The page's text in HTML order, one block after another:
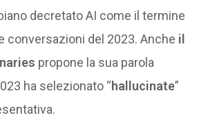
decretato AI come il termine
conversazioni del 2023. Anche il
propone la sua parola
ha selezionato “hallucinate”